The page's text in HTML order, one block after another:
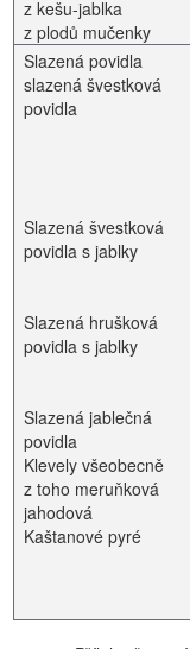
z kešu-jablka
z plodů mučenky
Slazená povidla
slazená švestková
povidla
Slazená švestková
povidla s jablky
Slazená hrušková
povidla s jablky
Slazená jablečná
povidla
Klevely všeobecně
z toho meruňková
jahodová
Kaštanové pyré